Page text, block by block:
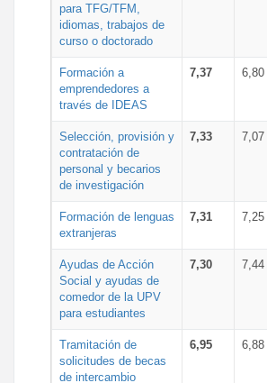
para TFG/TFM,
idiomas, trabajos de
curso o doctorado
Formación a
emprendedores a
través de IDEAS
7,37 6,80
Selección, provisión y
contratación de
personal y becarios
de investigación
7,33 7,07
Formación de lenguas
extranjeras
7,31 7,25
Ayudas de Acción
Social y ayudas de
comedor de la UPV
para estudiantes
7,30 7,44
Tramitación de
solicitudes de becas
de intercambio
6,95 6,88